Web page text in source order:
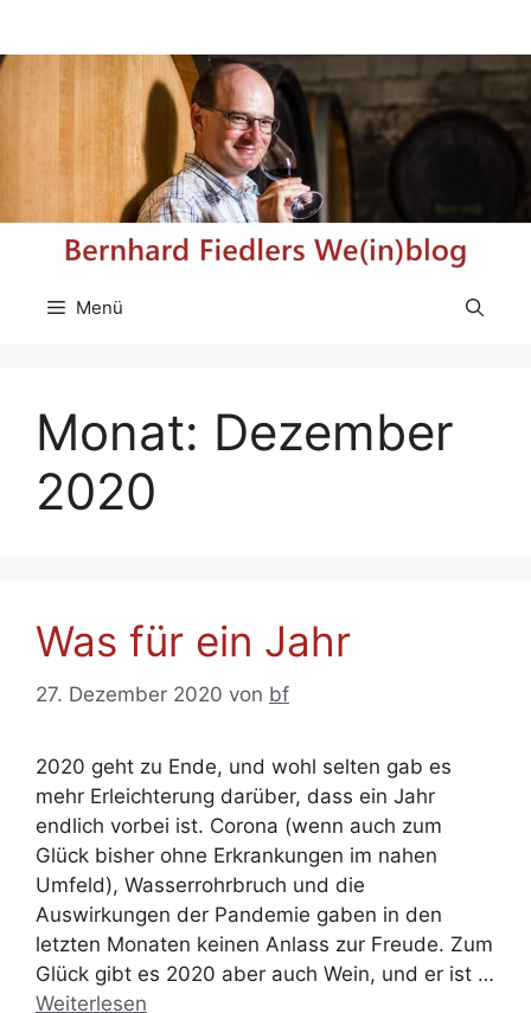
springen
Menü
Monat: Dezember
2020
Was für ein Jahr
27. Dezember 2020 von bf
2020 geht zu Ende, und wohl selten gab es
mehr Erleichterung darüber, dass ein Jahr
endlich vorbei ist. Corona (wenn auch zum
Glück bisher ohne Erkrankungen im nahen
Umfeld), Wasserrohrbruch und die
Auswirkungen der Pandemie gaben in den
letzten Monaten keinen Anlass zur Freude. Zum
Glück gibt es 2020 aber auch Wein, und er ist …
Weiterlesen